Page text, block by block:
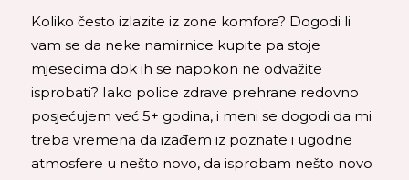
Koliko često izlazite iz zone komfora? Dogodi li
vam se da neke namirnice kupite pa stoje
mjesecima dok ih se napokon ne odvažite
isprobati? Iako police zdrave prehrane redovno
posjećujem već 5+ godina, i meni se dogodi da mi
treba vremena da izađem iz poznate i ugodne
atmosfere u nešto novo, da isprobam nešto novo